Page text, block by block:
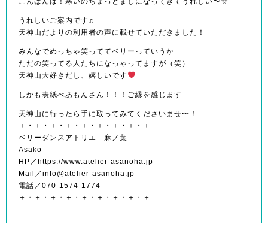
うれしいご案内です♫
天神山だよりの利用者の声に載せていただきました！
みんなでめっちゃ笑っててベリーっていうか
ただの笑ってる人たちになっゃってますが（笑）
天神山大好きだし、嬉しいです
しかも表紙べあもんさん！！！ご縁を感じます
天神山に行ったら手に取ってみてくださいませ〜！
＋・＋・＋・＋・＋・＋・＋・＋・＋
ベリーダンスアトリエ 麻ノ葉
Asako
HP／https://www.atelier-asanoha.jp
Mail／info@atelier-asanoha.jp
電話／070-1574-1774
＋・＋・＋・＋・＋・＋・＋・＋・＋